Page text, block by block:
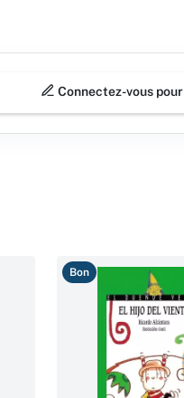
Connectez-vous
Bon